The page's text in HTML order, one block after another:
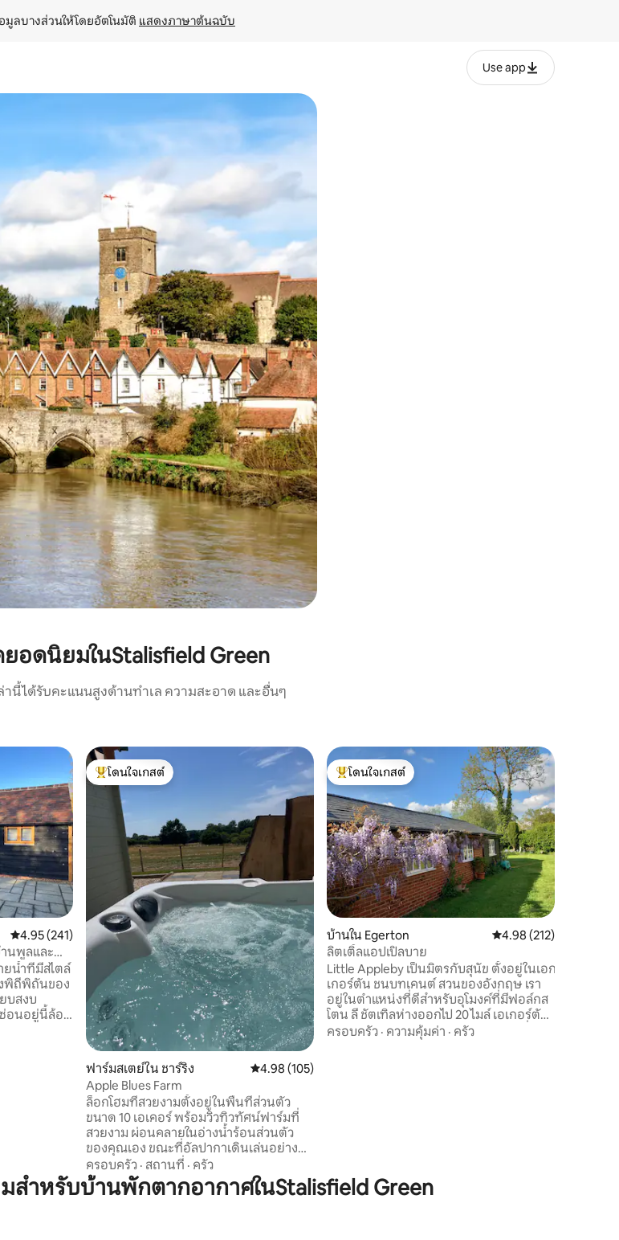
มูลบางส่วนให้โดยอัตโนมัติ แสดงภาษาต้นฉบับ
Use app
ดนิยมในStalisfield Green
านี้ได้รับคะแนนสูงด้านทำเล ความสะอาด และอื่นๆ
คะแนนเฉลี่ย 4.95 จาก 5, 241 รีวิว
4.95 (241)
นพูลและ
น้ำที่มีสไตล์
พิถีพิถันของ
บสงบ
อนอยู่นี้ล้อม
โล่งและวิว
โดนใจเกสต์ที่สุด
โดนใจเกสต์
ฟาร์มสเตย์ใน ชาร์ริง คะแนนเฉลี่ย 4.98 จาก 5, 105 รีวิว
4.98 (105)
Apple Blues Farm
ล็อกโฮมที่สวยงามตั้งอยู่ในพื้นที่ส่วนตัว
ขนาด 10 เอเคอร์ พร้อมวิวทิวทัศน์ฟาร์มที่
สวยงาม ผ่อนคลายในอ่างน้ำร้อนส่วนตัว
ของคุณเอง ขณะที่อัลปากาเดินเล่นอย่าง
อิสระอยู่ใกล้ๆ ไม่ว่าจะเป็นการพักผ่อนอย่าง
สงบกับคู่รักของคุณ หรือการพักผ่อนกับ
ครอบครัวที่เด็กๆ สามารถวิ่งเล่นได้อย่าง
ครอบครัว · สถานที่ · ครัว
โดนใจเกสต์ที่สุด
โดนใจเกสต์
บ้านใน Egerton คะแนนเฉลี่ย 4.98 จาก
4.98 (212)
ลิตเติ้ลแอปเปิลบาย
Little Appleby เป็นมิตรกับสุนัข ตั้งอยู่ในเอก
เกอร์ตัน ชนบทเคนต์ สวนของอังกฤษ เรา
อยู่ในตำแหน่งที่ดีสำหรับอุโมงค์ที่มีฟอล์กส
โตน ลี ชัตเทิลห่างออกไป 20 ไมล์ เอเกอร์ตัน
ติดกับพลักลีย์มีเส้นทางเดินชมชนบทที่น่า
รักมากมาย พร้อมป่าเดอริงขนาดใหญ่ที่
ครอบครัว · ความคุ้มค่า · ครัว
ำหรับบ้านพักตากอากาศในStalisfield Green